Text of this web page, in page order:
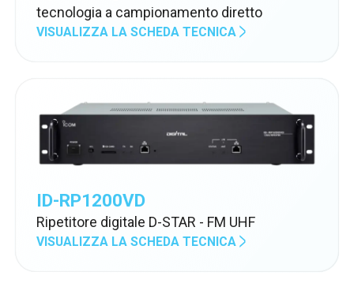
tecnologia a campionamento diretto
VISUALIZZA LA SCHEDA TECNICA
ID-RP1200VD
Ripetitore digitale D-STAR - FM UHF
VISUALIZZA LA SCHEDA TECNICA